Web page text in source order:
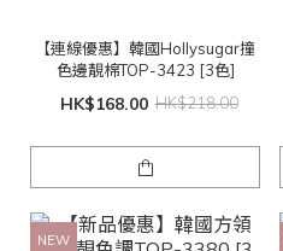
【連線優惠】韓國Hollysugar撞
色邊靚棉TOP-3423 [3色]
HK$168.00 HK$218.00
NEW